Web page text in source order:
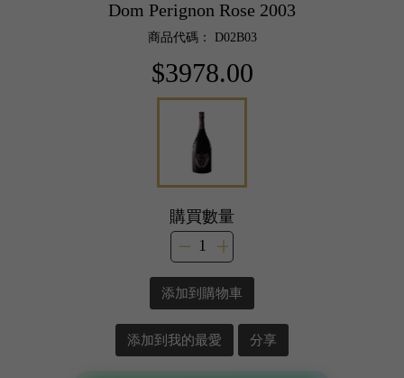
Dom Perignon Rose 2003
商品代碼： D02B03
$3978.00
購買數量
添加到購物車
添加到我的最愛 分享